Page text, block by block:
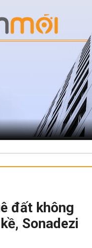
đất không
Sonadezi